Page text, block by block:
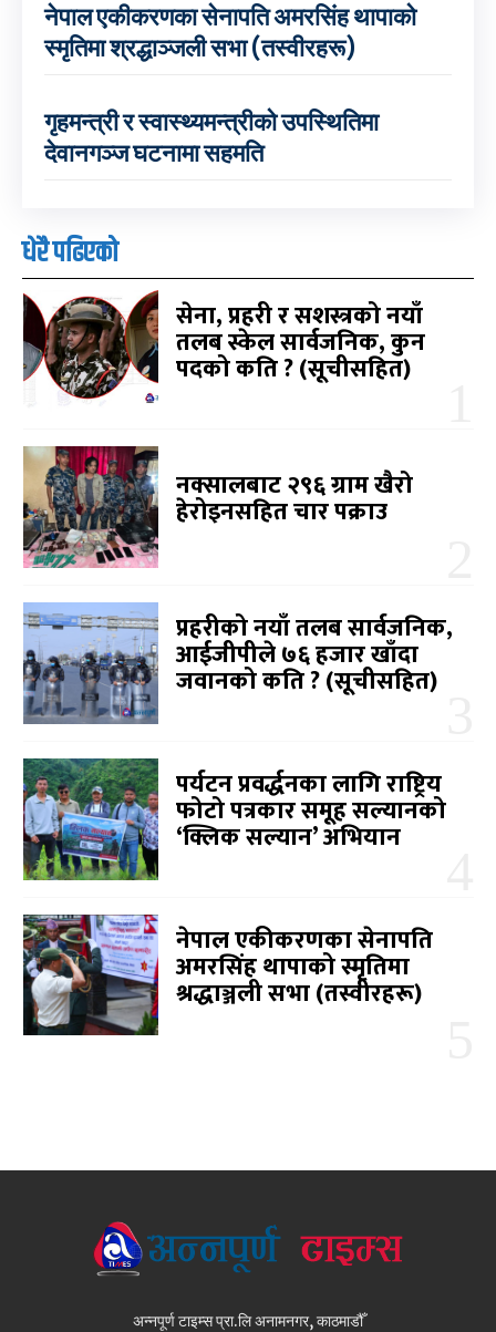
नेपाल एकीकरणका सेनापति अमरसिंह थापाको
स्मृतिमा श्रद्धाञ्जली सभा (तस्वीरहरू)
गृहमन्त्री र स्वास्थ्यमन्त्रीको उपस्थितिमा
देवानगञ्ज घटनामा सहमति
धेरै पढिएको
सेना, प्रहरी र सशस्त्रको नयाँ
तलब स्केल सार्वजनिक, कुन
पदको कति ? (सूचीसहित)
नक्सालबाट २९६ ग्राम खैरो
हेरोइनसहित चार पक्राउ
प्रहरीको नयाँ तलब सार्वजनिक,
आईजीपीले ७६ हजार खाँदा
जवानको कति ? (सूचीसहित)
पर्यटन प्रवर्द्धनका लागि राष्ट्रिय
फोटो पत्रकार समूह सल्यानको
‘क्लिक सल्यान’ अभियान
नेपाल एकीकरणका सेनापति
अमरसिंह थापाको स्मृतिमा
श्रद्धाञ्जली सभा (तस्वीरहरू)
अन्नपूर्ण टाइम्स प्रा.लि अनामनगर, काठमाडौँ